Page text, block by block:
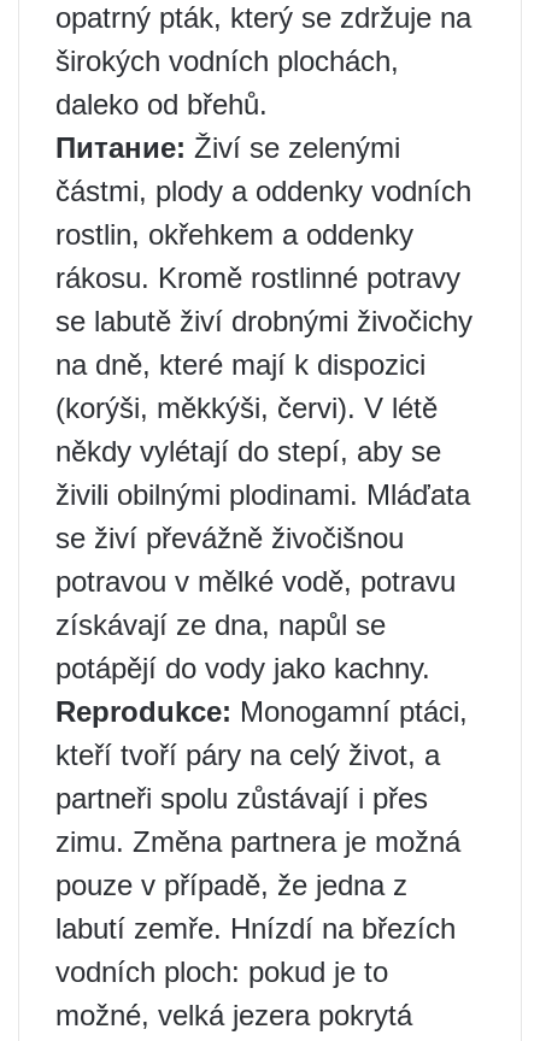
opatrný pták, který se zdržuje na
širokých vodních plochách,
daleko od břehů.
Питание: Živí se zelenými
částmi, plody a oddenky vodních
rostlin, okřehkem a oddenky
rákosu. Kromě rostlinné potravy
se labutě živí drobnými živočichy
na dně, které mají k dispozici
(korýši, měkkýši, červi). V létě
někdy vylétají do stepí, aby se
živili obilnými plodinami. Mláďata
se živí převážně živočišnou
potravou v mělké vodě, potravu
získávají ze dna, napůl se
potápějí do vody jako kachny.
Reprodukce: Monogamní ptáci,
kteří tvoří páry na celý život, a
partneři spolu zůstávají i přes
zimu. Změna partnera je možná
pouze v případě, že jedna z
labutí zemře. Hnízdí na březích
vodních ploch: pokud je to
možné, velká jezera pokrytá